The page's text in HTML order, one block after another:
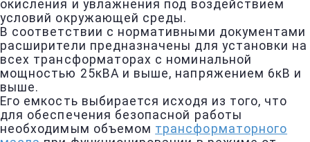
окисления и увлажнения под воздействием
условий окружающей среды.
В соответствии с нормативными документами
расширители предназначены для установки на
всех трансформаторах с номинальной
мощностью 25кВА и выше, напряжением 6кВ и
выше.
Его емкость выбирается исходя из того, что
для обеспечения безопасной работы
необходимым объемом трансформаторного